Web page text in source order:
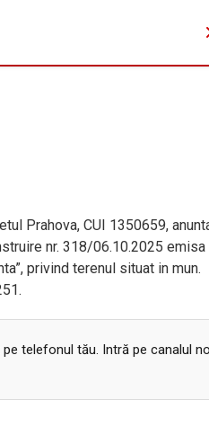
Prahova, CUI 1350659,
nr. 318/06.10.2025 emisa
privind terenul situat in mun.
telefonul tău. Intră pe canalul